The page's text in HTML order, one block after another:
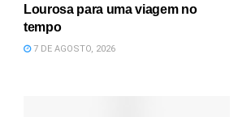
Lourosa para uma viagem no
tempo
7 DE AGOSTO, 2026